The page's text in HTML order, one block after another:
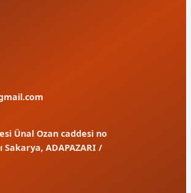
Ünal Ozan caddesi no
Sakarya, ADAPAZARI /